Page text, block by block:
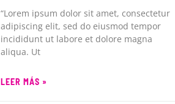
“Lorem ipsum dolor sit amet, consectetur
adipiscing elit, sed do eiusmod tempor
incididunt ut labore et dolore magna
aliqua. Ut
LEER MÁS »